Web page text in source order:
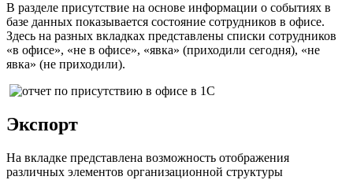
В разделе присутствие на основе информации о событиях в
базе данных показывается состояние сотрудников в офисе.
Здесь на разных вкладках представлены списки сотрудников
«в офисе», «не в офисе», «явка» (приходили сегодня), «не
явка» (не приходили).
Экспорт
На вкладке представлена возможность отображения
различных элементов организационной структуры